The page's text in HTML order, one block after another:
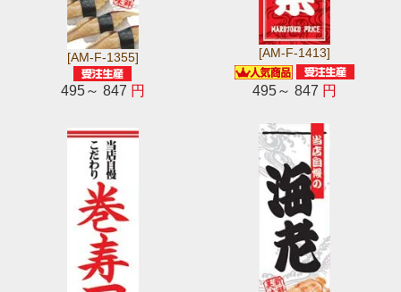
[AM-F-1355]
495～ 847 円
[AM-F-1413]
495～ 847 円